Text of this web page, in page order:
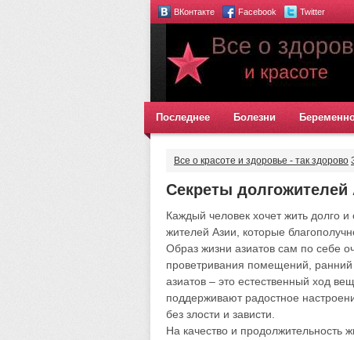
ВКонтакте Facebook Twitter
Последнее Болезни
Все о красоте и здоровье - так здорово
Секреты долгожителей
Каждый человек хочет жить долго
жителей Азии, которые
Образ жизни азиатов сам по себе
проветривания помещений,
азиатов – это естественный ход
поддерживают радостное
без злости и зависти.
На качество и продолжительность